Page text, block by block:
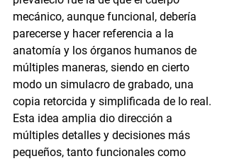
mecánico, aunque funcional, debería
parecerse y hacer referencia a la
anatomía y los órganos humanos de
múltiples maneras, siendo en cierto
modo un simulacro de grabado, una
copia retorcida y simplificada de lo real.
Esta idea amplia dio dirección a
múltiples detalles y decisiones más
pequeños, tanto funcionales como